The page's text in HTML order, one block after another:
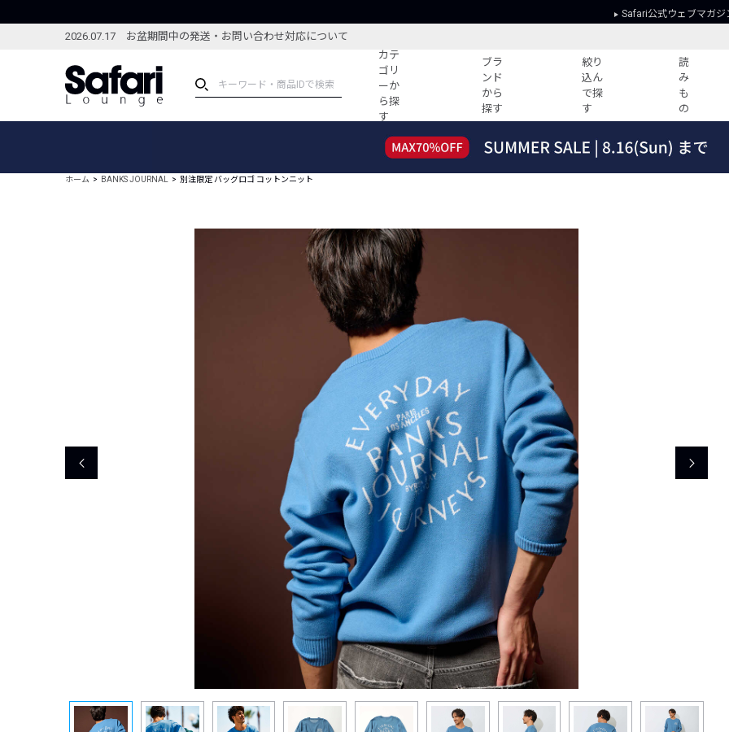
Safari公式ウェブマガジ
2026.07.17 お盆期間中の発送・お問い合わせ対応について
カテ
ゴリ
ーか
ら探
す
ブラ
ンド
から
探す
絞り
込ん
で探
す
読
み
も
の
ブランドから探す
特集記事
コーディネート
編集部のおすすめコーディネート
すべての記事
今週の別注アイテム
ウィークリーコーデ
レコメンドアイテム
ピックアップアイテム
フォーカスブランド
セールおすすめアイテム
人気アイテム TOP 15
プライバシー
特定商取引に
ホーム BANKS JOURNAL 別注限定 バッグロゴ コットンニット